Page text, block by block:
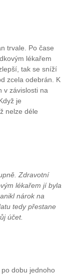
trvale. Po čase
lékařem
tak se sníží
zcela odebrán. K
v závislosti na
je
nelze déle
Zdravotní
lékařem jí byla
nárok na
tedy přestane
účet.
dobu jednoho